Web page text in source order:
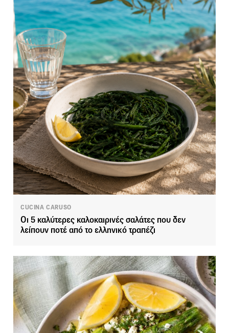
CUCINA CARUSO
Οι 5 καλύτερες καλοκαιρινές σαλάτες που δεν
λείπουν ποτέ από το ελληνικό τραπέζι